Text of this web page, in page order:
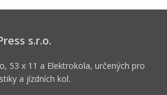
s.r.o.
53 x 11 a Elektrokola, určených pro
a jízdních kol.